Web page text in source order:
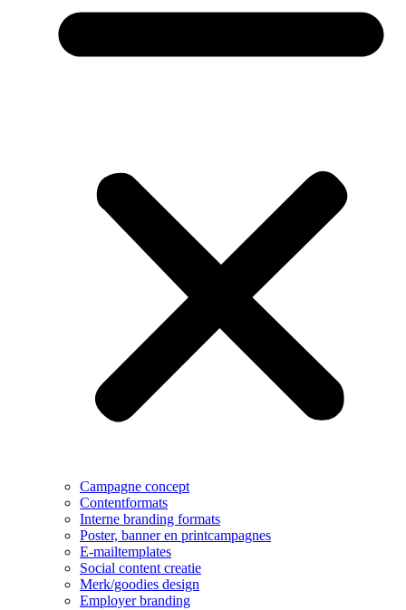
Campagne concept
Contentformats
Interne branding formats
Poster, banner en printcampagnes
E-mailtemplates
Social content creatie
Merk/goodies design
Employer branding